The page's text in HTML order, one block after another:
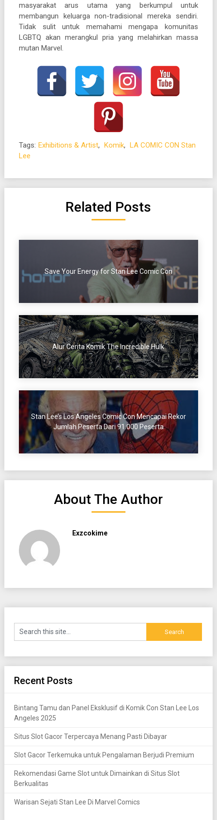
masyarakat arus utama yang berkumpul untuk
membangun keluarga non-tradisional mereka sendiri.
Tidak sulit untuk memahami mengapa komunitas
LGBTQ akan merangkul pria yang melahirkan massa
mutan Marvel.
Tags: Exhibitions & Artist, Komik, LA COMIC CON Stan
Lee
Related Posts
Save Your Energy for Stan Lee Comic Con
Alur Cerita Komik The Incredible Hulk
Stan Lee’s Los Angeles Comic Con Mencapai Rekor
Jumlah Peserta Dari 91.000 Peserta
About The Author
Exzcokime
Recent Posts
Bintang Tamu dan Panel Eksklusif di Komik Con Stan Lee Los
Angeles 2025
Situs Slot Gacor Terpercaya Menang Pasti Dibayar
Slot Gacor Terkemuka untuk Pengalaman Berjudi Premium
Rekomendasi Game Slot untuk Dimainkan di Situs Slot
Berkualitas
Warisan Sejati Stan Lee Di Marvel Comics